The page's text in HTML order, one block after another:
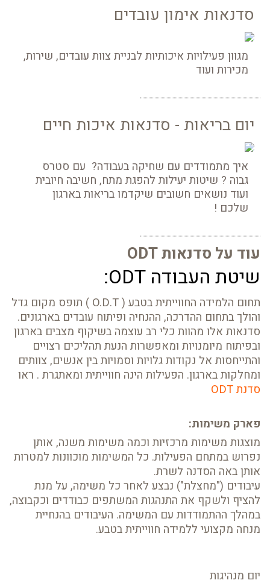
סדנאות אימון עובדים
מגוון פעילויות איכותיות לבניית צוות עובדים, שירות,
מכירות ועוד
יום בריאות - סדנאות איכות חיים
איך מתמודדים עם שחיקה בעבודה? עם סטרס
גבוה ? שיטות יעילות להפגת מתח, חשיבה חיובית
ועוד נושאים חשובים שיקדמו בריאות בארגון
שלכם !
עוד על סדנאות ODT
שיטת העבודה ODT:
תחום הלמידה החווייתית בטבע ( O.D.T ) תופס מקום גדל
והולך בתחום ההדרכה, ההנחיה ופיתוח עובדים בארגונים.
סדנאות אלו מהוות כלי רב עוצמה בשיקוף מצבים בארגון
ובפיתוח מיומנויות ומאפשרות הנעת תהליכים רצויים
והתייחסות אל נקודות גלויות וסמויות בין אנשים, צוותים
ומחלקות בארגון. הפעילות הינה חווייתית ומאתגרת . ראו
סדנת ODT
פארק משימות:
מוצגות משימות מרכזיות וכמה משימות משנה, אותן
נפרוש במתחם הפעילות. כל המשימות מוכוונות למטרות
אותן באה הסדנה לשרת.
עיבודים ("מחצלת") נבצע לאחר כל משימה, על מנת
להציף ולשקף את התנהגות המשתפים כבודדים וכקבוצה,
במהלך ההתמודדות עם המשימה. העיבודים בהנחיית
מנחה מקצועי ללמידה חווייתית בטבע.
יום מנהיגות